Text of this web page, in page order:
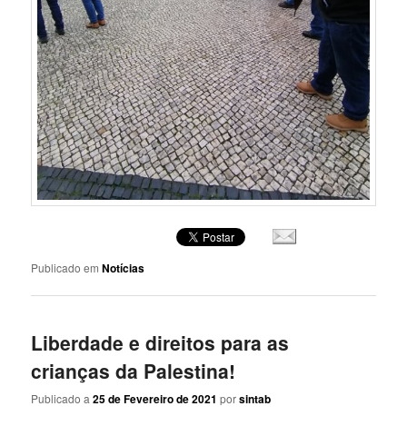
Publicado em Notícias
Liberdade e direitos para as
crianças da Palestina!
Publicado a25 de Fevereiro de 2021 porsintab